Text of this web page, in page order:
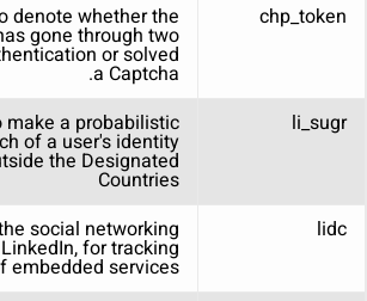
chp_token
denote whether the
gone through two
or solved
a Captcha.
li_sugr
make a probabilistic
of a user's identity
the Designated
Countries
lidc
social networking
for tracking
embedded services.